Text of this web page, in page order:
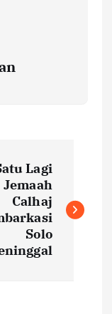
Lagi
Jemaah
Calhaj
Solo